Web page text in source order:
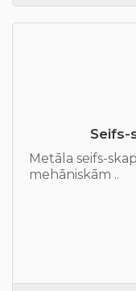
Seifs-
Metāla seifs-
mehāniskām ..